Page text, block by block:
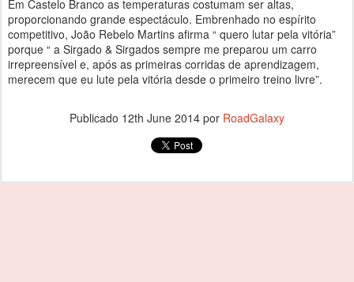
Em Castelo Branco as temperaturas costumam ser altas,
proporcionando grande espectáculo. Embrenhado no espírito
competitivo, João Rebelo Martins afirma “ quero lutar pela vitória”
porque “ a Sirgado & Sirgados sempre me preparou um carro
irrepreensível e, após as primeiras corridas de aprendizagem,
merecem que eu lute pela vitória desde o primeiro treino livre”.
Publicado 12th June 2014 por RoadGalaxy